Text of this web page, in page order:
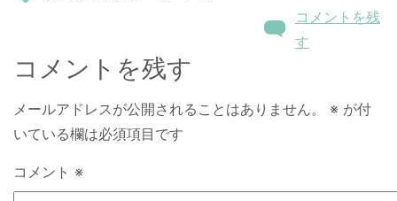
コメントを残
す
コメントを残す
メールアドレスが公開されることはありません。 ※ が付
いている欄は必須項目です
コメント ※